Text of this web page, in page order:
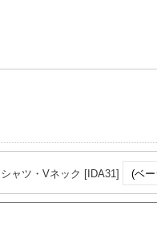
ャツ・Vネック [IDA31]